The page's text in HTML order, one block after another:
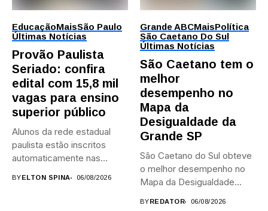
EducaçãoMaisSão Paulo
Últimas Notícias
Provão Paulista
Seriado: confira
edital com 15,8 mil
vagas para ensino
superior público
Alunos da rede estadual
paulista estão inscritos
automaticamente nas
BYELTON SPINA 06/08/2026
Grande ABCMaisPolítica
São Caetano Do Sul
Últimas Notícias
São Caetano tem o
melhor
desempenho no
Mapa da
Desigualdade da
Grande SP
São Caetano do Sul obteve
o melhor desempenho no
Mapa da Desigualdade...
BYREDATOR 06/08/2026